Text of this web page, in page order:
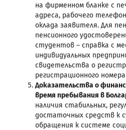
на фирменном бланке с
адреса, рабочего
оклада заявителя. Для
пенсионного
студентов – справка с
индивидуальных
свидетельства о
регистрационного
Доказательства о
время пребывания в
наличия стабильных,
достаточных средств к
обращения к системе